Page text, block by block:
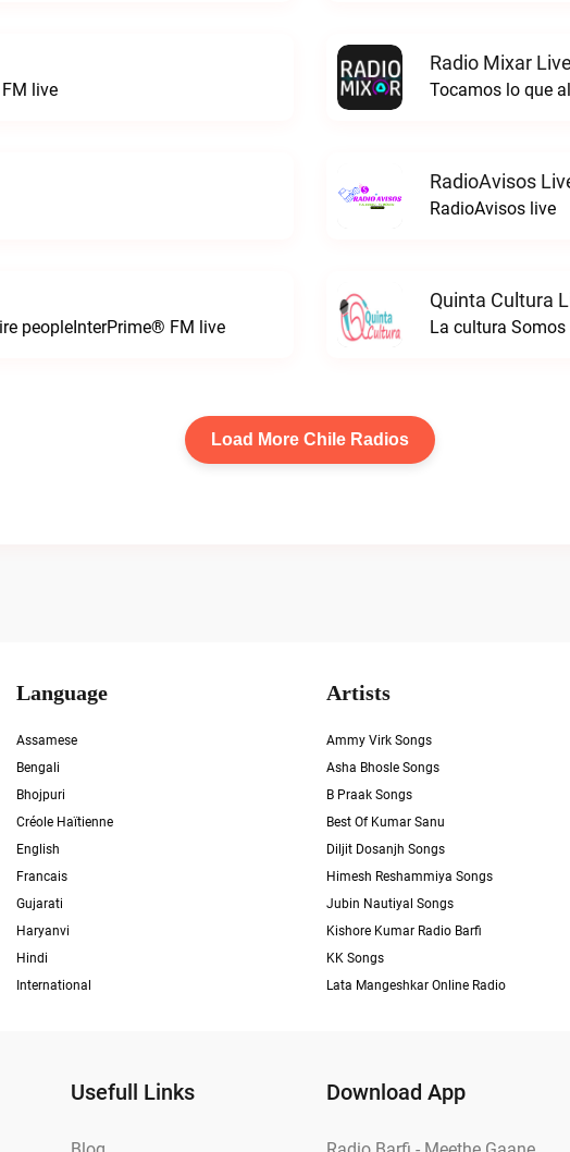
live
Radio Mixar Live
Tocamos lo que
RadioAvisos
RadioAvisos live
peopleInterPrime® FM live
Quinta Cultura
La cultura
Load More Chile Radios
Language
Assamese
Bengali
Bhojpuri
Créole Haïtienne
English
Francais
Gujarati
Haryanvi
Hindi
International
Artists
Ammy Virk Songs
Asha Bhosle Songs
B Praak Songs
Best Of Kumar Sanu
Diljit Dosanjh Songs
Himesh Reshammiya Songs
Jubin Nautiyal Songs
Kishore Kumar Radio Barfi
KK Songs
Lata Mangeshkar Online Radio
Usefull Links Download App